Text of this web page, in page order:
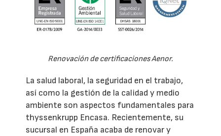
Renovación de certificaciones Aenor.
La salud laboral, la seguridad en el trabajo,
así como la gestión de la calidad y medio
ambiente son aspectos fundamentales para
thyssenkrupp Encasa. Recientemente, su
sucursal en España acaba de renovar y